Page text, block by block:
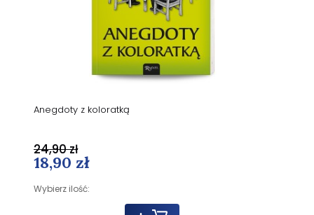
Anegdoty z koloratką
18,90 zł
Wybierz ilość:
24,90 zł